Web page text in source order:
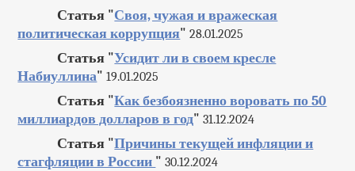
Статья "Своя, чужая и вражеская
политическая коррупция" 28.01.2025
Статья "Усидит ли в своем кресле
Набиуллина" 19.01.2025
Статья "Как безбоязненно воровать по 50
миллиардов долларов в год" 31.12.2024
Статья "Причины текущей инфляции и
стагфляции в России " 30.12.2024